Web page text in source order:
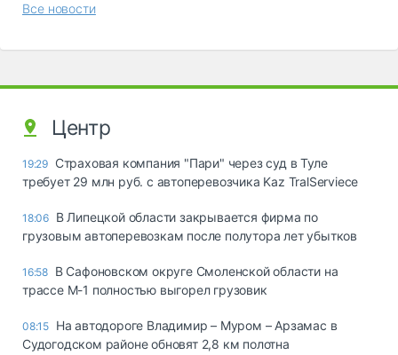
Все новости
Центр
19:29 Страховая компания "Пари" через суд в Туле
требует 29 млн руб. с автоперевозчика Kaz TralServiece
18:06 В Липецкой области закрывается фирма по
грузовым автоперевозкам после полутора лет убытков
16:58 В Сафоновском округе Смоленской области на
трассе М-1 полностью выгорел грузовик
08:15 На автодороге Владимир – Муром – Арзамас в
Судогодском районе обновят 2,8 км полотна